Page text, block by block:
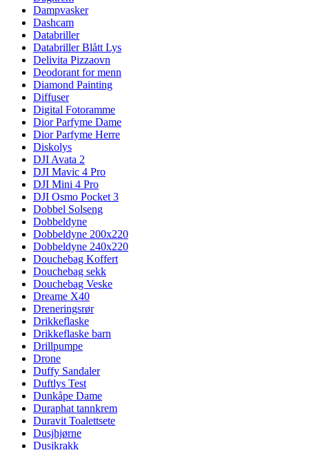
Dampvasker
Dashcam
Databriller
Databriller Blått Lys
Delivita Pizzaovn
Deodorant for menn
Diamond Painting
Diffuser
Digital Fotoramme
Dior Parfyme Dame
Dior Parfyme Herre
Diskolys
DJI Avata 2
DJI Mavic 4 Pro
DJI Mini 4 Pro
DJI Osmo Pocket 3
Dobbel Solseng
Dobbeldyne
Dobbeldyne 200x220
Dobbeldyne 240x220
Douchebag Koffert
Douchebag sekk
Douchebag Veske
Dreame X40
Dreneringsrør
Drikkeflaske
Drikkeflaske barn
Drillpumpe
Drone
Duffy Sandaler
Duftlys Test
Dunkåpe Dame
Duraphat tannkrem
Duravit Toalettsete
Dusjhjørne
Dusjkrakk